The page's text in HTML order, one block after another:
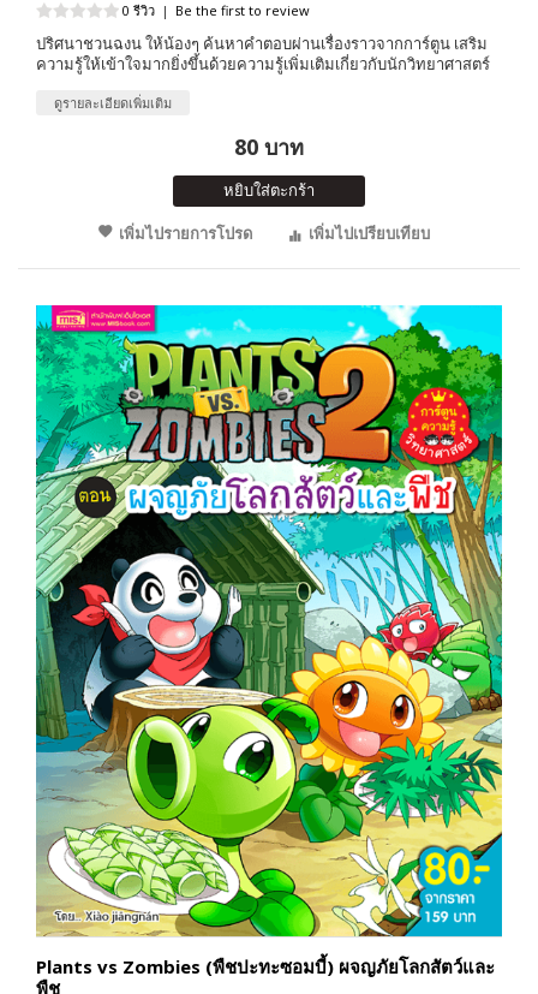
0 รีวิว | Be the first to review
ปริศนาชวนฉงน ให้น้องๆ ค้นหาคำตอบผ่านเรื่องราวจากการ์ตูน เสริม
ความรู้ให้เข้าใจมากยิ่งขึ้นด้วยความรู้เพิ่มเติมเกี่ยวกับนักวิทยาศาสตร์
ดูรายละเอียดเพิ่มเติม
80 บาท
หยิบใส่ตะกร้า
เพิ่มไปรายการโปรด
เพิ่มไปเปรียบเทียบ
Plants vs Zombies (พืชปะทะซอมบี้) ผจญภัยโลกสัตว์และ
พืช